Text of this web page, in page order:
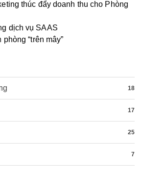
thúc đẩy doanh thu cho Phòng
dịch vụ SAAS
“trên mây”
18
17
25
7